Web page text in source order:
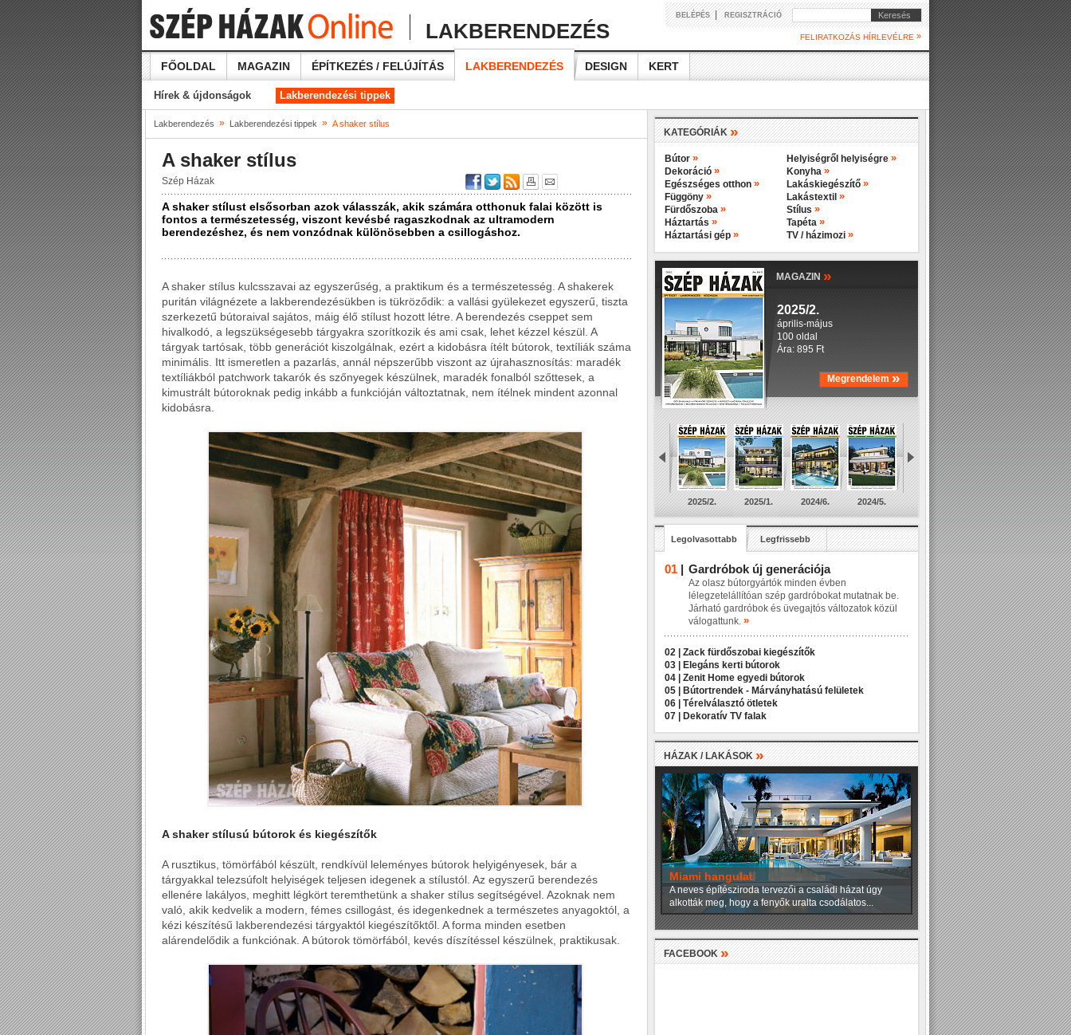
LAKBERENDEZÉS
BELÉPÉS| REGISZTRÁCIÓ Keresés
FELIRATKOZÁS HÍRLEVÉLRE »
FŐOLDAL MAGAZIN ÉPÍTKEZÉS / FELÚJÍTÁS LAKBERENDEZÉS DESIGN KERT
Hírek & újdonságok Lakberendezési tippek
Lakberendezés » Lakberendezési tippek » A shaker stílus
A shaker stílus
Szép Házak
A shaker stílust elsősorban azok válasszák, akik számára otthonuk falai között is
fontos a természetesség, viszont kevésbé ragaszkodnak az ultramodern
berendezéshez, és nem vonzódnak különösebben a csillogáshoz.
A shaker stílus kulcsszavai az egyszerűség, a praktikum és a természetesség. A shakerek
puritán világnézete a lakberendezésükben is tükröződik: a vallási gyülekezet egyszerű, tiszta
szerkezetű bútoraival sajátos, máig élő stílust hozott létre. A berendezés cseppet sem
hivalkodó, a legszükségesebb tárgyakra szorítkozik és ami csak, lehet kézzel készül. A
tárgyak tartósak, több generációt kiszolgálnak, ezért a kidobásra ítélt bútorok, textíliák száma
minimális. Itt ismeretlen a pazarlás, annál népszerűbb viszont az újrahasznosítás: maradék
textíliákból patchwork takarók és szőnyegek készülnek, maradék fonalból szőttesek, a
kimustrált bútoroknak pedig inkább a funkcióján változtatnak, nem ítélnek mindent azonnal
kidobásra.
A shaker stílusú bútorok és kiegészítők
A rusztikus, tömörfából készült, rendkívül leleményes bútorok helyigényesek, bár a
tárgyakkal telezsúfolt helyiségek teljesen idegenek a stílustól. Az egyszerű berendezés
ellenére lakályos, meghitt légkört teremthetünk a shaker stílus segítségével. Azoknak nem
való, akik kedvelik a modern, fémes csillogást, és idegenkednek a természetes anyagoktól, a
kézi készítésű lakberendezési tárgyaktól kiegészítőktől. A forma minden esetben
alárendelődik a funkciónak. A bútorok tömörfából, kevés díszítéssel készülnek, praktikusak.
KATEGÓRIÁK»
Bútor »
Dekoráció »
Egészséges otthon »
Függöny »
Fürdőszoba »
Háztartás »
Háztartási gép »
Helyiségről helyiségre »
Konyha »
Lakáskiegészítő »
Lakástextil »
Stílus »
Tapéta »
TV / házimozi »
MAGAZIN »
2025/2.
április-május
100 oldal
Ára: 895 Ft
Megrendelem »
2025/2. 2025/1. 2024/6. 2024/5.
Legolvasottabb Legfrissebb
01 | Gardróbok új generációja
Az olasz bútorgyártók minden évben
lélegzetelállítóan szép gardróbokat mutatnak be.
Járható gardróbok és üvegajtós változatok közül
válogattunk. »
02 |
Zack fürdőszobai kiegészítők
03 |
Elegáns kerti bútorok
04 |
Zenit Home egyedi bútorok
05 |
Bútortrendek - Márványhatású felületek
06 |
Térelválasztó ötletek
07 |
Dekoratív TV falak
HÁZAK / LAKÁSOK »
Miami hangulat
A neves építésziroda tervezői a családi házat úgy
alkották meg, hogy a fenyők uralta csodálatos...
FACEBOOK»